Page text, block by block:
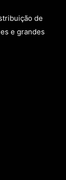
de
e grandes